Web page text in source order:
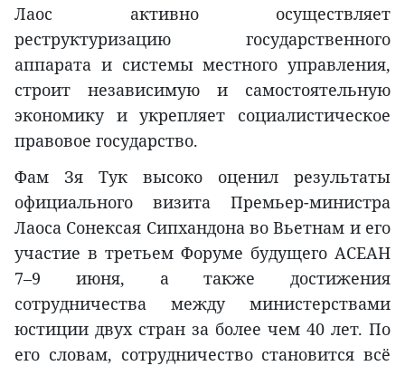
Лаос активно осуществляет
реструктуризацию государственного
аппарата и системы местного управления,
строит независимую и самостоятельную
экономику и укрепляет социалистическое
правовое государство.
Фам Зя Тук высоко оценил результаты
официального визита Премьер-министра
Лаоса Сонексая Сипхандона во Вьетнам и его
участие в третьем Форуме будущего АСЕАН
7–9 июня, а также достижения
сотрудничества между министерствами
юстиции двух стран за более чем 40 лет. По
его словам, сотрудничество становится всё